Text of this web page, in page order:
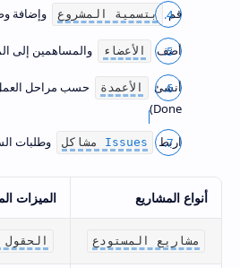
قم بتسمية المشروع وإضافة
أضف الأعضاء والمساهمين إلى
أنشئ الأعمدة
Done)
اربط Issues وطلبات
أنواع المشاريع الميزات
مشاريع المستودع